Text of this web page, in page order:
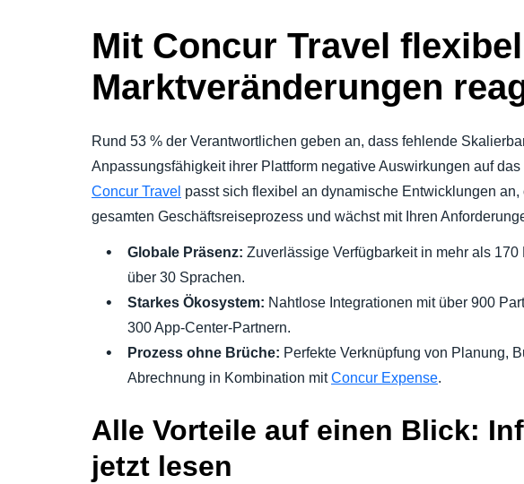
Mit Concur Travel
Marktveränderungen
Rund 53 % der Verantwortlichen geben an, dass fehlende
Anpassungsfähigkeit ihrer Plattform negative Auswirkungen auf das
Concur Travel passt sich flexibel an dynamische Entwicklungen an,
gesamten Geschäftsreiseprozess und wächst mit Ihren
Globale Präsenz: Zuverlässige Verfügbarkeit in mehr als 170
über 30 Sprachen.
Starkes Ökosystem: Nahtlose Integrationen mit über 900
300 App-Center-Partnern.
Prozess ohne Brüche: Perfekte Verknüpfung von Planung,
Abrechnung in Kombination mitConcur Expense.
Alle Vorteile auf einen Blick:
jetzt lesen